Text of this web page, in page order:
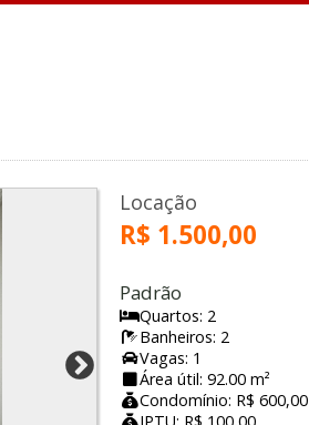
Locação
R$ 1.500,00
Padrão
Quartos: 2
Banheiros: 2
Vagas: 1
Área útil: 92.00 m²
Condomínio: R$ 600,00